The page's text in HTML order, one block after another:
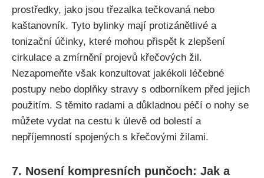
prostředky, jako jsou třezalka tečkovaná nebo
kaštanovník. Tyto bylinky mají protizánětlivé a
tonizační ‍účinky,‌ které mohou přispět k zlepšení
cirkulace a zmírnění projevů​ křečových žil.
Nezapomeňte však konzultovat⁤ jakékoli‌ léčebné
postupy‍ nebo doplňky stravy s odborníkem před jejich
použitím. S těmito radami a důkladnou péčí o nohy se
můžete ⁤vydat na cestu k úlevě od bolestí a
nepříjemností spojených s křečovými žilami.
7. Nosení ⁢kompresních punčoch: Jak a‍